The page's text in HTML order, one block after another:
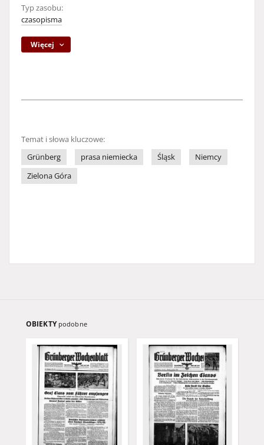
Typ zasobu:
czasopisma
Więcej
Temat i słowa kluczowe:
Grünberg
prasa niemiecka Śląsk
Niemcy
Zielona Góra
OBIEKTY podobne